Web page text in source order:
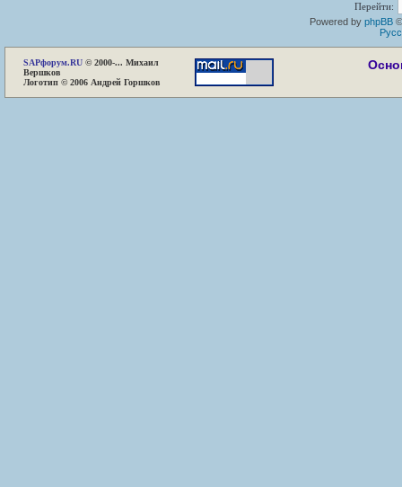
Перейти:
Powered by phpBB
SAPфорум.RU © 2000-... Михаил
Вершков
Логотип © 2006 Андрей Горшков